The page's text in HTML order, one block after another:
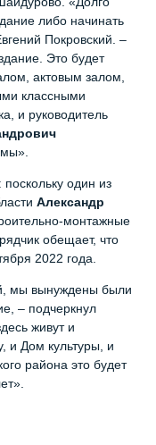
либо начинать
Покровский. –
Это будет
актовым залом,
классными
и руководитель
один из
Александр
монтажные
обещает, что
2022 года.
мы вынуждены были
– подчеркнул
живут и
и Дом культуры, и
района это будет